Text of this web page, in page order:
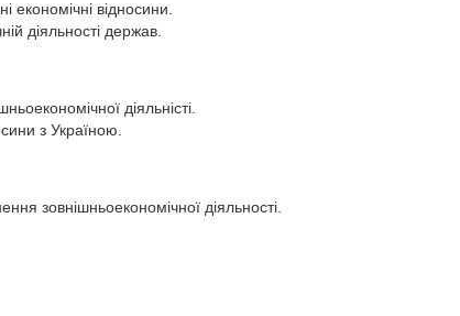
економічні відносини.
діяльності держав.
діяльністі.
з Україною.
зовнішньоекономічної діяльності.